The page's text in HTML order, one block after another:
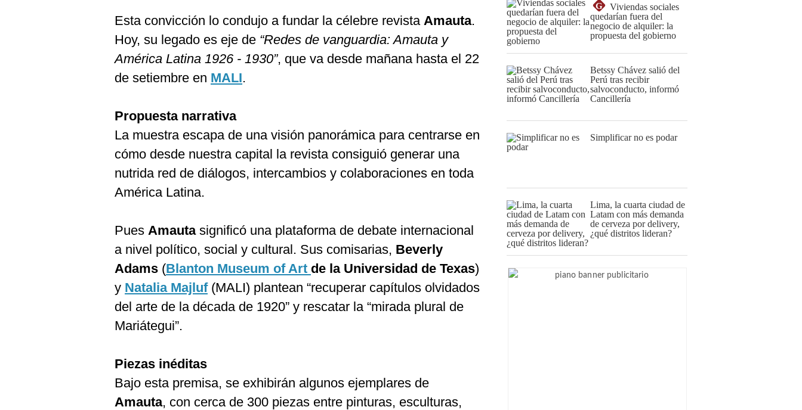
Esta convicción lo condujo a fundar la célebre revista Amauta.
Hoy, su legado es eje de “Redes de vanguardia: Amauta y
América Latina 1926 - 1930”, que va desde mañana hasta el 22
de setiembre en MALI.
Propuesta narrativa
La muestra escapa de una visión panorámica para centrarse en
cómo desde nuestra capital la revista consiguió generar una
nutrida red de diálogos, intercambios y colaboraciones en toda
América Latina.
Pues Amauta significó una plataforma de debate internacional
a nivel político, social y cultural. Sus comisarias, Beverly
Adams (Blanton Museum of Art de la Universidad de Texas)
y Natalia Majluf(MALI) plantean “recuperar capítulos olvidados
del arte de la década de 1920” y rescatar la “mirada plural de
Mariátegui”.
Piezas inéditas
Bajo esta premisa, se exhibirán algunos ejemplares de
Amauta, con cerca de 300 piezas entre pinturas, esculturas,
G
Viviendas sociales
quedarían fuera del
negocio de alquiler: la
propuesta del gobierno
Betssy Chávez salió del
Perú tras recibir
salvoconducto, informó
Cancillería
Simplificar no es podar
Lima, la cuarta ciudad de
Latam con más demanda
de cerveza por delivery,
¿qué distritos lideran?